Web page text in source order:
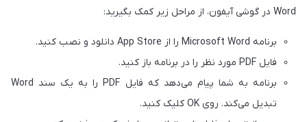
Word در گوشی آیفون، از مراحل زیر کمک بگیرید:
برنامه Microsoft Word را از App Store دانلود و نصب کنید.
فایل PDF مورد نظر را در برنامه باز کنید.
برنامه به شما پیام می‌دهد که فایل PDF را به یک سند Word
تبدیل می‌کند. روی OK کلیک کنید.